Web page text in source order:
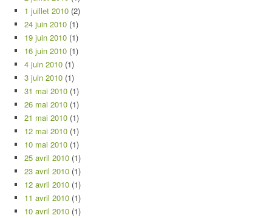
1 juillet 2010 (2)
24 juin 2010 (1)
19 juin 2010 (1)
16 juin 2010 (1)
4 juin 2010 (1)
3 juin 2010 (1)
31 mai 2010 (1)
26 mai 2010 (1)
21 mai 2010 (1)
12 mai 2010 (1)
10 mai 2010 (1)
25 avril 2010 (1)
23 avril 2010 (1)
12 avril 2010 (1)
11 avril 2010 (1)
10 avril 2010 (1)